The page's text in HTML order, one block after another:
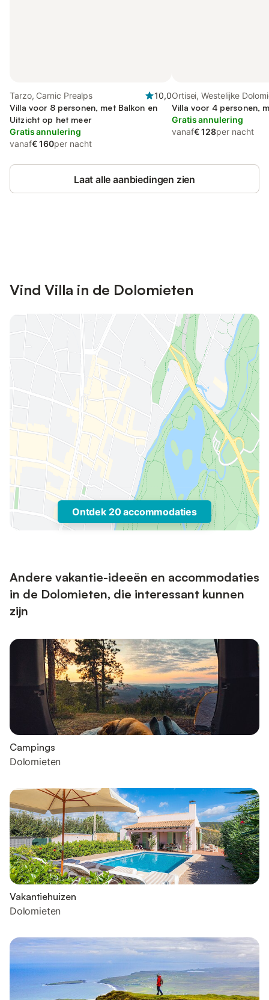
Tarzo, Carnic Prealps
10,0
Villa voor 8 personen, met Balkon en
Uitzicht op het meer
Gratis annulering
vanaf€ 160per nacht
Ortisei, Westelijke
Villa voor 4 personen,
Gratis annulering
vanaf€ 128per nacht
Laat alle aanbiedingen zien
Vind Villa in de Dolomieten
Ontdek 20 accommodaties
Andere vakantie-ideeën en accommodaties
in de Dolomieten, die interessant kunnen
zijn
Campings
Dolomieten
Vakantiehuizen
Dolomieten